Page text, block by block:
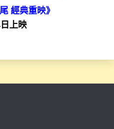
經典重映》
上映